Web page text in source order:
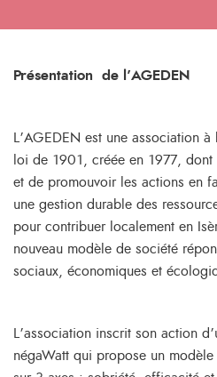
Présentation de l’AGEDEN
L’AGEDEN est une association
loi de 1901, créée en 1977, dont
et de promouvoir les actions en
une gestion durable des
pour contribuer localement en
nouveau modèle de société
sociaux, économiques et
L’association inscrit son action
négaWatt qui propose un